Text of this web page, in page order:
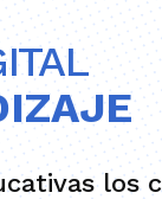
los